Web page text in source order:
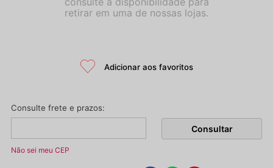
Não sei meu CEP